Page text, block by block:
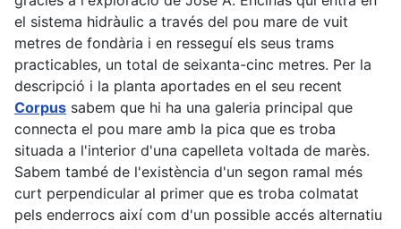
el sistema hidràulic a través del pou mare de vuit
metres de fondària i en resseguí els seus trams
practicables, un total de seixanta-cinc metres. Per la
descripció i la planta aportades en el seu recent
Corpus sabem que hi ha una galeria principal que
connecta el pou mare amb la pica que es troba
situada a l'interior d'una capelleta voltada de marès.
Sabem també de l'existència d'un segon ramal més
curt perpendicular al primer que es troba colmatat
pels enderrocs així com d'un possible accés alternatiu